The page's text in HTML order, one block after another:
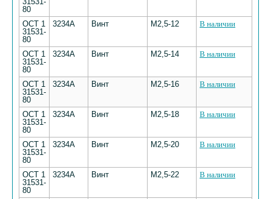
80
ОСТ 1
31531-
80
3234А Винт М2,5-12 В наличии
ОСТ 1
31531-
80
3234А Винт М2,5-14 В наличии
ОСТ 1
31531-
80
3234А Винт М2,5-16 В наличии
ОСТ 1
31531-
80
3234А Винт М2,5-18 В наличии
ОСТ 1
31531-
80
3234А Винт М2,5-20 В наличии
ОСТ 1
31531-
80
3234А Винт М2,5-22 В наличии